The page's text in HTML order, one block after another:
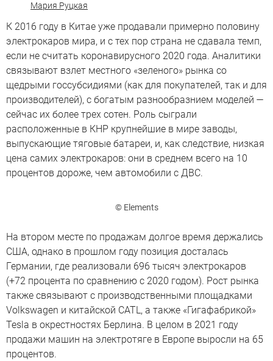
Мария Руцкая
К 2016 году в Китае уже продавали примерно половину
электрокаров мира, и с тех пор страна не сдавала темп,
если не считать коронавирусного 2020 года. Аналитики
связывают взлет местного «зеленого» рынка со
щедрыми госсубсидиями (как для покупателей, так и для
производителей), с богатым разнообразнием моделей —
сейчас их более трех сотен. Роль сыграли
расположенные в КНР крупнейшие в мире заводы,
выпускающие тяговые батареи, и, как следствие, низкая
цена самих электрокаров: они в среднем всего на 10
процентов дороже, чем автомобили с ДВС.
© Elements
На втором месте по продажам долгое время держались
США, однако в прошлом году позиция досталась
Германии, где реализовали 696 тысяч электрокаров
(+72 процента по сравнению с 2020 годом). Рост рынка
также связывают с производственными площадками
Volkswagen и китайской CATL, а также «Гигафабрикой»
Tesla в окрестностях Берлина. В целом в 2021 году
продажи машин на электротяге в Европе выросли на 65
процентов.